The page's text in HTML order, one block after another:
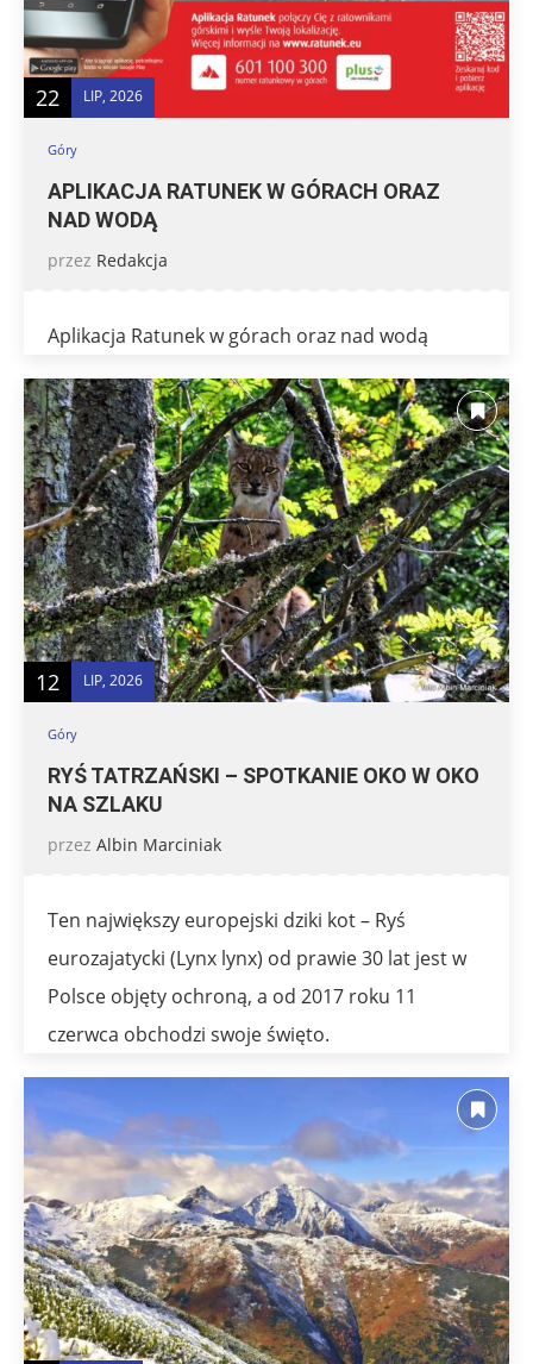
22 LIP, 2026
Góry
APLIKACJA RATUNEK W GÓRACH ORAZ
NAD WODĄ
przez Redakcja
Aplikacja Ratunek w górach oraz nad wodą
12 LIP, 2026
Góry
RYŚ TATRZAŃSKI – SPOTKANIE OKO W OKO
NA SZLAKU
przez Albin Marciniak
Ten największy europejski dziki kot – Ryś
eurozajatycki (Lynx lynx) od prawie 30 lat jest w
Polsce objęty ochroną, a od 2017 roku 11
czerwca obchodzi swoje święto.